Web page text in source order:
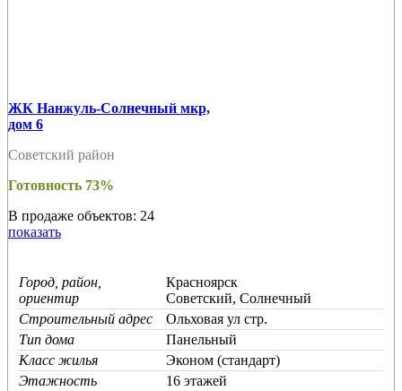
ЖК Нанжуль-Солнечный мкр,
дом 6
Советский район
Готовность 73%
В продаже объектов: 24
показать
Город, район,
ориентир
Красноярск
Советский, Солнечный
Строительный адрес
Ольховая ул стр.
Тип дома
Панельный
Класс жилья
Эконом (стандарт)
Этажность
16 этажей